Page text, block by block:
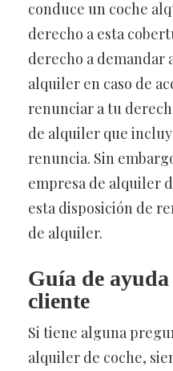
conduce un coche
derecho a esta
derecho a demandar
alquiler en caso de
renunciar a tu
de alquiler que
renuncia. Sin
empresa de alquiler
esta disposición de
de alquiler.
Guía de
cliente
Si tiene alguna
alquiler de coche,